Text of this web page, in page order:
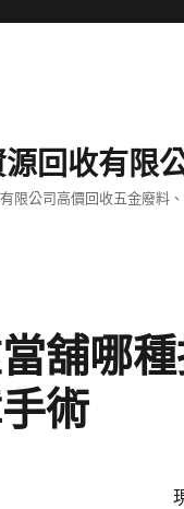
回收有限
限公司高價回收五金廢料
舖哪
術